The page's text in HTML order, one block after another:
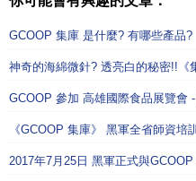
GCOOP 集庫 是什麼? 有哪些產品?
神奇的海綿微針? 透亮白的秘密!!《
GCOOP 參加 高雄國際食品展覽會 -
《GCOOP 集庫》 黑軍全省師資培
2017年7月25日 黑軍正式與